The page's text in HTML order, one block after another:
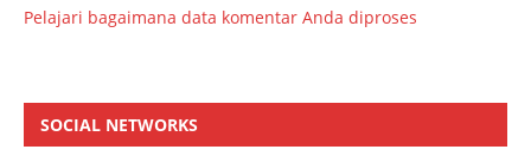
Pelajari bagaimana data komentar Anda diproses
SOCIAL NETWORKS